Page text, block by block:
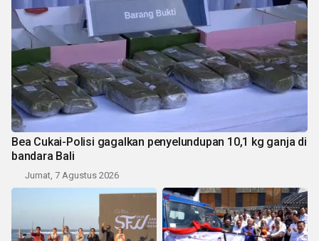
Bea Cukai-Polisi gagalkan penyelundupan 10,1 kg ganja di
bandara Bali
Jumat, 7 Agustus 2026